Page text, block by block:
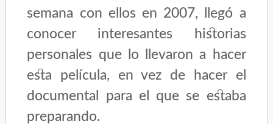
semana con ellos en 2007, llegó a
conocer interesantes historias
personales que lo llevaron a hacer
esta película, en vez de hacer el
documental para el que se estaba
preparando.